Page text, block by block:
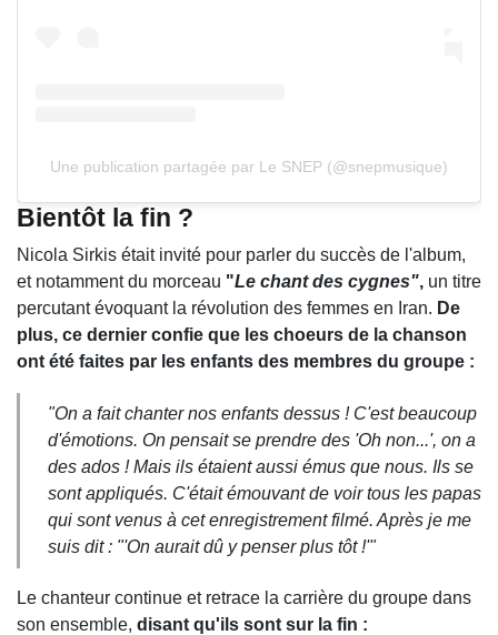
Une publication partagée par Le SNEP (@snepmusique)
Bientôt la fin ?
Nicola Sirkis était invité pour parler du succès de l'album,
et notamment du morceau "Le chant des cygnes", un titre
percutant évoquant la révolution des femmes en Iran. De
plus, ce dernier confie que les choeurs de la chanson
ont été faites par les enfants des membres du groupe :
"On a fait chanter nos enfants dessus ! C'est beaucoup
d'émotions. On pensait se prendre des 'Oh non...', on a
des ados ! Mais ils étaient aussi émus que nous. Ils se
sont appliqués. C'était émouvant de voir tous les papas
qui sont venus à cet enregistrement filmé. Après je me
suis dit : "'On aurait dû y penser plus tôt !'"
Le chanteur continue et retrace la carrière du groupe dans
son ensemble, disant qu'ils sont sur la fin :